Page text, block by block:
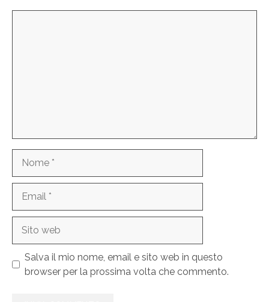
web
Salva il mio nome, email e sito web in questo
browser per la prossima volta che commento.